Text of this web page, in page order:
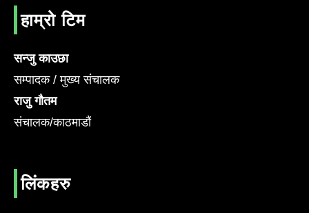
हाम्रो टिम
सन्जु काउछा
सम्पादक / मुख्य संचालक
राजु गौतम
संचालक/काठमाडौं
लिंकहरु